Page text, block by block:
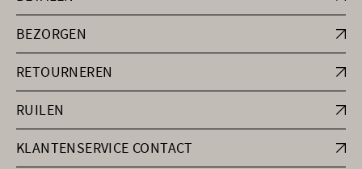
BEZORGEN
RETOURNEREN
RUILEN
KLANTENSERVICE CONTACT